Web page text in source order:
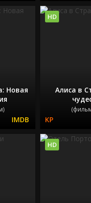
Новая
Алиса в
HD
HD